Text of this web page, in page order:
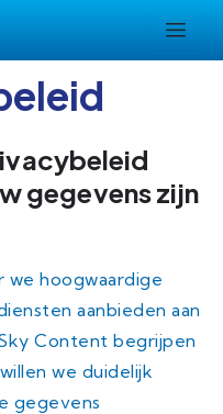
gegevens zijn
we hoogwaardige
aanbieden aan
Content begrijpen
we duidelijk
gegevens